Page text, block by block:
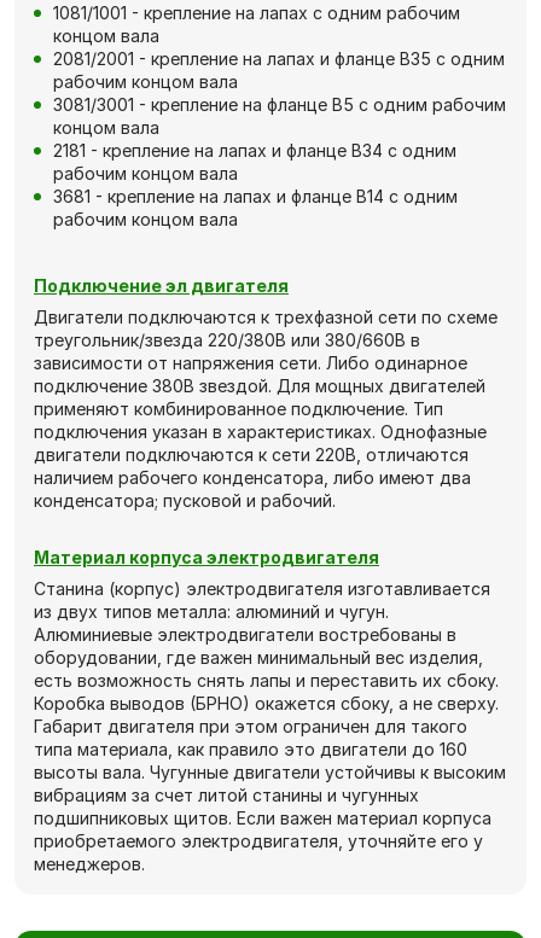
1081/1001 - крепление на лапах с одним рабочим
концом вала
2081/2001 - крепление на лапах и фланце В35 с одним
рабочим концом вала
3081/3001 - крепление на фланце В5 с одним рабочим
концом вала
2181 - крепление на лапах и фланце В34 с одним
рабочим концом вала
3681 - крепление на лапах и фланце В14 с одним
рабочим концом вала
Подключение эл двигателя
Двигатели подключаются к трехфазной сети по схеме
треугольник/звезда 220/380В или 380/660В в
зависимости от напряжения сети. Либо одинарное
подключение 380В звездой. Для мощных двигателей
применяют комбинированное подключение. Тип
подключения указан в характеристиках. Однофазные
двигатели подключаются к сети 220В, отличаются
наличием рабочего конденсатора, либо имеют два
конденсатора; пусковой и рабочий.
Материал корпуса электродвигателя
Станина (корпус) электродвигателя изготавливается
из двух типов металла: алюминий и чугун.
Алюминиевые электродвигатели востребованы в
оборудовании, где важен минимальный вес изделия,
есть возможность снять лапы и переставить их сбоку.
Коробка выводов (БРНО) окажется сбоку, а не сверху.
Габарит двигателя при этом ограничен для такого
типа материала, как правило это двигатели до 160
высоты вала. Чугунные двигатели устойчивы к высоким
вибрациям за счет литой станины и чугунных
подшипниковых щитов. Если важен материал корпуса
приобретаемого электродвигателя, уточняйте его у
менеджеров.